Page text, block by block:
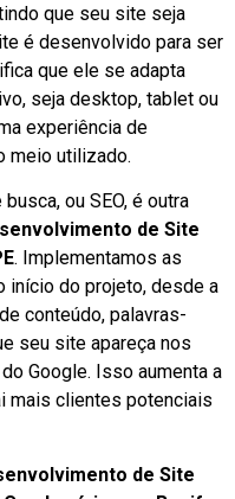
que seu site seja
é desenvolvido para ser
que ele se adapta
seja desktop, tablet ou
experiência de
meio utilizado.
ou SEO, é outra
de Site
. Implementamos as
início do projeto, desde a
conteúdo, palavras-
seu site apareça nos
Google. Isso aumenta a
mais clientes potenciais
de Site